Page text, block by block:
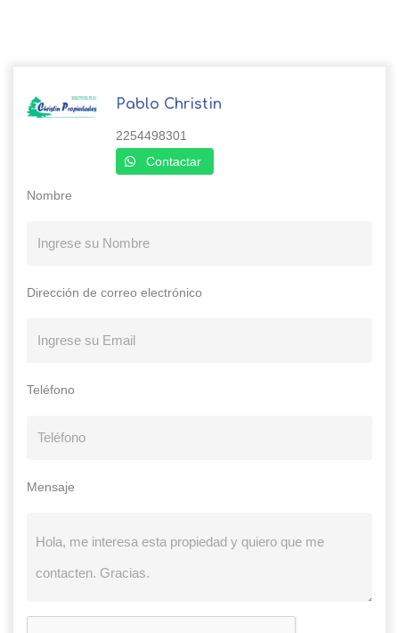
Pablo Christin
2254498301
Contactar
Nombre
Dirección de correo electrónico
Teléfono
Mensaje